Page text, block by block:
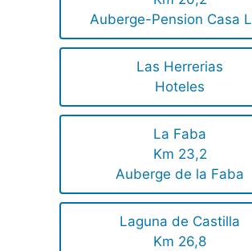
Auberge-Pension Casa
Las Herrerias
Hoteles
La Faba
Km 23,2
Auberge de la Faba
Laguna de Castilla
Km 26,8